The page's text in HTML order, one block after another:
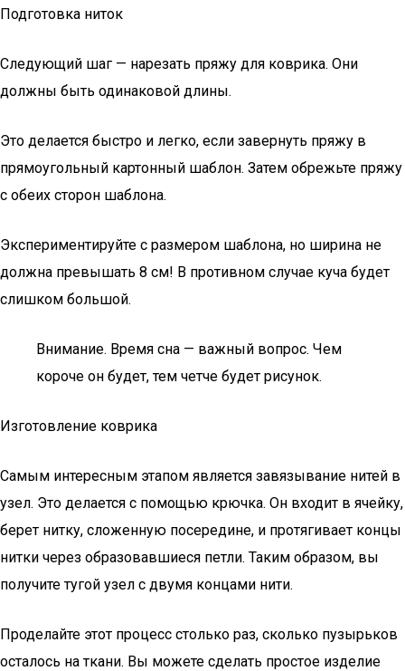
Подготовка ниток
Следующий шаг — нарезать пряжу для коврика. Они
должны быть одинаковой длины.
Это делается быстро и легко, если завернуть пряжу в
прямоугольный картонный шаблон. Затем обрежьте пряжу
с обеих сторон шаблона.
Экспериментируйте с размером шаблона, но ширина не
должна превышать 8 см! В противном случае куча будет
слишком большой.
Внимание. Время сна — важный вопрос. Чем
короче он будет, тем четче будет рисунок.
Изготовление коврика
Самым интересным этапом является завязывание нитей в
узел. Это делается с помощью крючка. Он входит в ячейку,
берет нитку, сложенную посередине, и протягивает концы
нитки через образовавшиеся петли. Таким образом, вы
получите тугой узел с двумя концами нити.
Проделайте этот процесс столько раз, сколько пузырьков
осталось на ткани. Вы можете сделать простое изделие